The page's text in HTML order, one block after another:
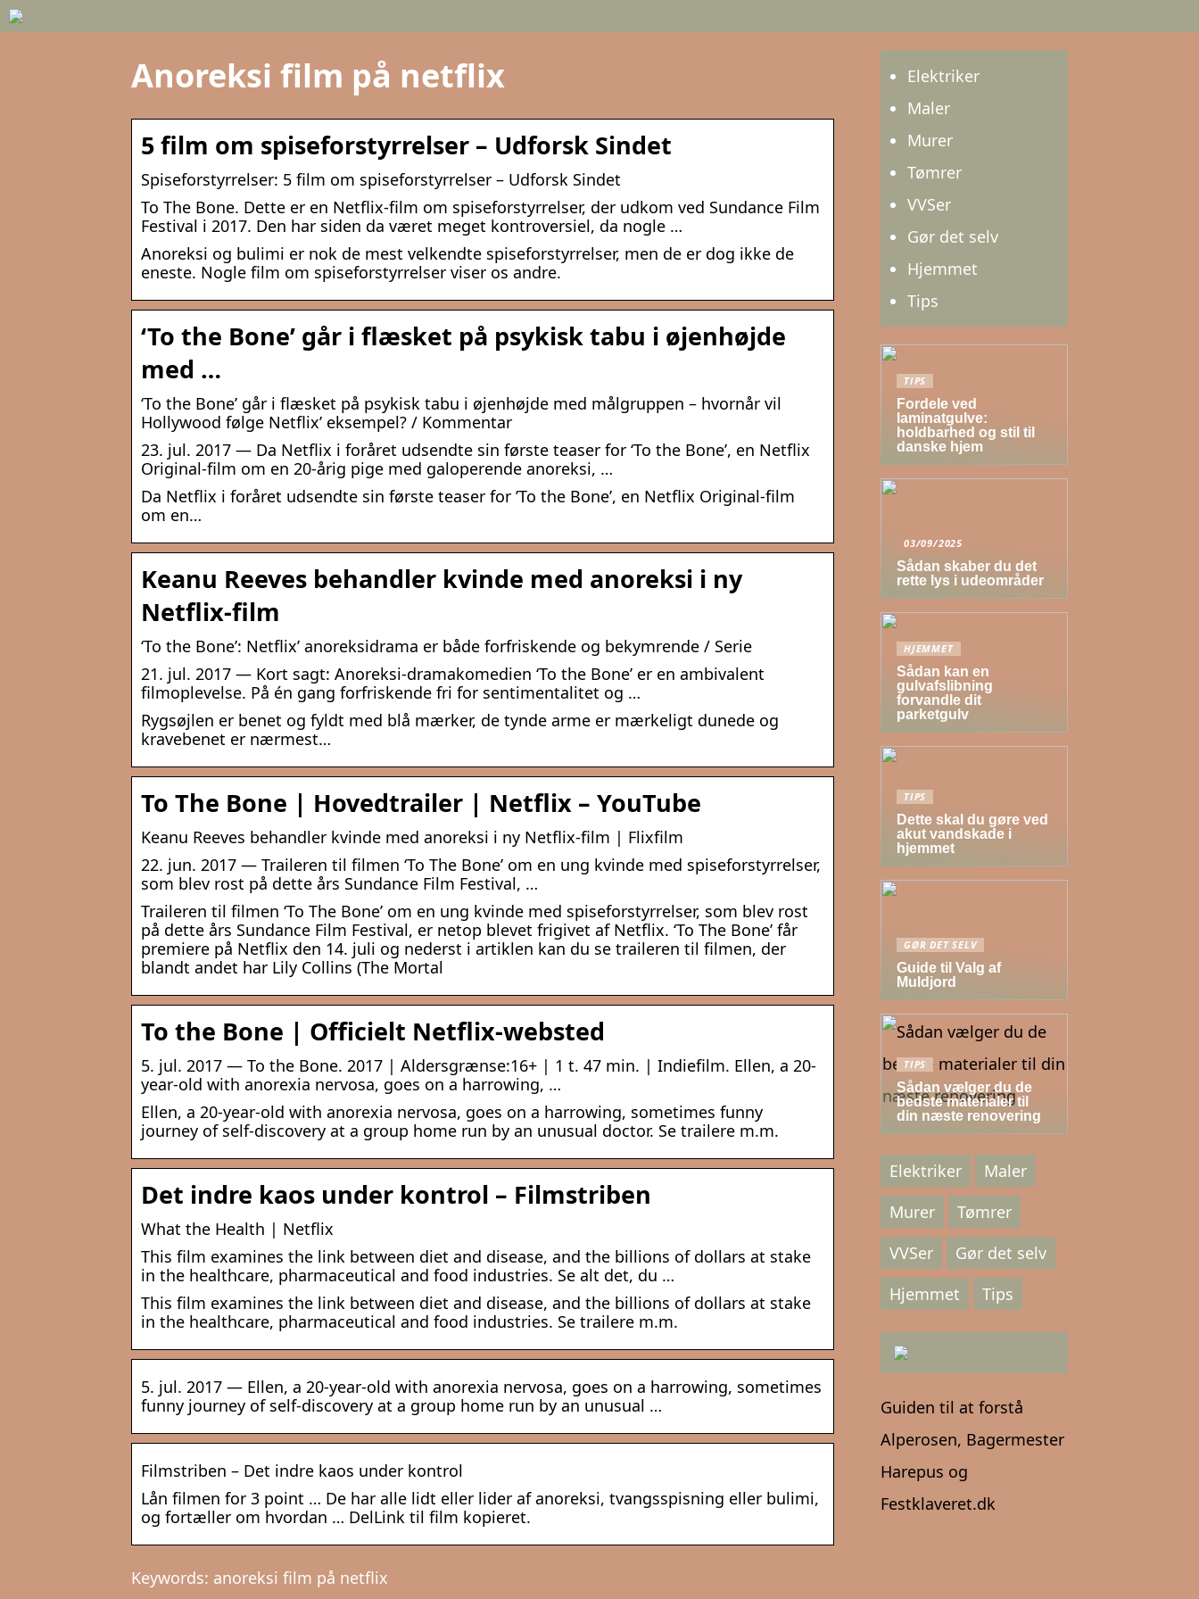
Anoreksi film på netflix
5 film om spiseforstyrrelser – Udforsk Sindet
Spiseforstyrrelser: 5 film om spiseforstyrrelser – Udforsk Sindet
To The Bone. Dette er en Netflix-film om spiseforstyrrelser, der udkom ved Sundance Film
Festival i 2017. Den har siden da været meget kontroversiel, da nogle …
Anoreksi og bulimi er nok de mest velkendte spiseforstyrrelser, men de er dog ikke de
eneste. Nogle film om spiseforstyrrelser viser os andre.
‘To the Bone’ går i flæsket på psykisk tabu i øjenhøjde
med …
‘To the Bone’ går i flæsket på psykisk tabu i øjenhøjde med målgruppen – hvornår vil
Hollywood følge Netflix’ eksempel? / Kommentar
23. jul. 2017 — Da Netflix i foråret udsendte sin første teaser for ‘To the Bone’, en Netflix
Original-film om en 20-årig pige med galoperende anoreksi, …
Da Netflix i foråret udsendte sin første teaser for ’To the Bone’, en Netflix Original-film
om en…
Keanu Reeves behandler kvinde med anoreksi i ny
Netflix-film
‘To the Bone’: Netflix’ anoreksidrama er både forfriskende og bekymrende / Serie
21. jul. 2017 — Kort sagt: Anoreksi-dramakomedien ‘To the Bone’ er en ambivalent
filmoplevelse. På én gang forfriskende fri for sentimentalitet og …
Rygsøjlen er benet og fyldt med blå mærker, de tynde arme er mærkeligt dunede og
kravebenet er nærmest…
To The Bone | Hovedtrailer | Netflix – YouTube
Keanu Reeves behandler kvinde med anoreksi i ny Netflix-film | Flixfilm
22. jun. 2017 — Traileren til filmen ‘To The Bone’ om en ung kvinde med spiseforstyrrelser,
som blev rost på dette års Sundance Film Festival, …
Traileren til filmen ‘To The Bone’ om en ung kvinde med spiseforstyrrelser, som blev rost
på dette års Sundance Film Festival, er netop blevet frigivet af Netflix. ‘To The Bone’ får
premiere på Netflix den 14. juli og nederst i artiklen kan du se traileren til filmen, der
blandt andet har Lily Collins (The Mortal
To the Bone | Officielt Netflix-websted
5. jul. 2017 — To the Bone. 2017 | Aldersgrænse:16+ | 1 t. 47 min. | Indiefilm. Ellen, a 20-
year-old with anorexia nervosa, goes on a harrowing, …
Ellen, a 20-year-old with anorexia nervosa, goes on a harrowing, sometimes funny
journey of self-discovery at a group home run by an unusual doctor. Se trailere m.m.
Det indre kaos under kontrol – Filmstriben
What the Health | Netflix
This film examines the link between diet and disease, and the billions of dollars at stake
in the healthcare, pharmaceutical and food industries. Se alt det, du …
This film examines the link between diet and disease, and the billions of dollars at stake
in the healthcare, pharmaceutical and food industries. Se trailere m.m.
5. jul. 2017 — Ellen, a 20-year-old with anorexia nervosa, goes on a harrowing, sometimes
funny journey of self-discovery at a group home run by an unusual …
Filmstriben – Det indre kaos under kontrol
Lån filmen for 3 point … De har alle lidt eller lider af anoreksi, tvangsspisning eller bulimi,
og fortæller om hvordan … DelLink til film kopieret.
Keywords: anoreksi film på netflix
Elektriker
Maler
Murer
Tømrer
VVSer
Gør det selv
Hjemmet
Tips
TIPS
Fordele ved
laminatgulve:
holdbarhed og stil til
danske hjem
03/09/2025
Sådan skaber du det
rette lys i udeområder
HJEMMET
Sådan kan en
gulvafslibning
forvandle dit
parketgulv
TIPS
Dette skal du gøre ved
akut vandskade i
hjemmet
GØR DET SELV
Guide til Valg af
Muldjord
TIPS
Sådan vælger du de
bedste materialer til
din næste renovering
Elektriker
Maler
Murer
Tømrer
VVSer
Gør det selv
Hjemmet
Tips
Guiden til at forstå
Alperosen, Bagermester
Harepus og
Festklaveret.dk